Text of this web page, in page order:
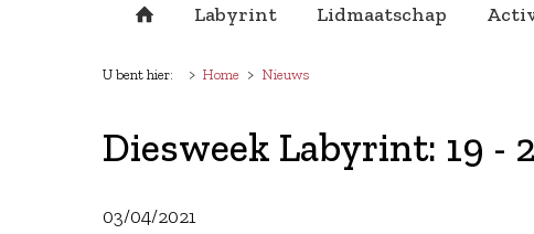
Labyrint Lidmaatschap
U bent hier: Home Nieuws
Diesweek Labyrint: 19 -
03/04/2021